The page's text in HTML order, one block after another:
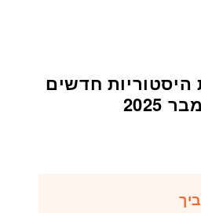
היסטוריות חדשים